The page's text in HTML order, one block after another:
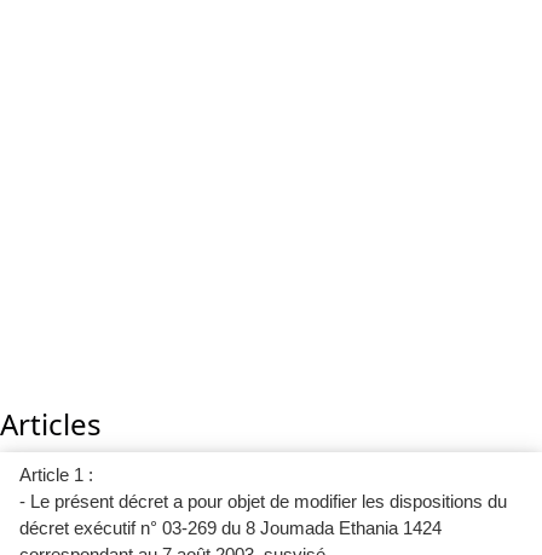
Articles
Article 1 :
- Le présent décret a pour objet de modifier les dispositions du
décret exécutif n° 03-269 du 8 Joumada Ethania 1424